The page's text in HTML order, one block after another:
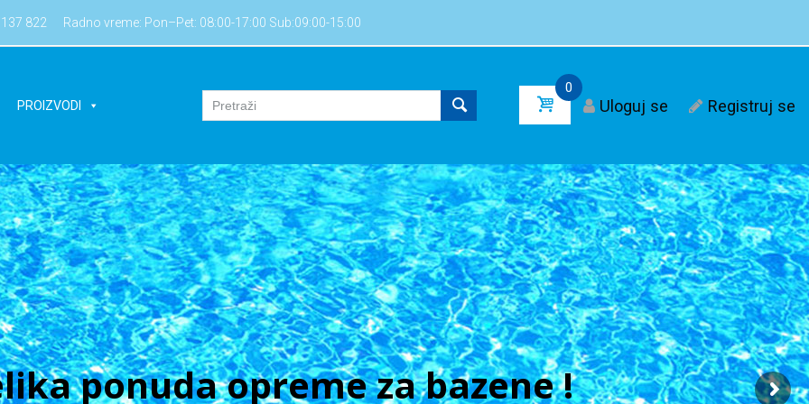
822 Radno vreme: Pon–Pet: 08:00-17:00 Sub:09:00-15:00
PROIZVODI
0
Uloguj se Registruj se
ponuda opreme za bazene !